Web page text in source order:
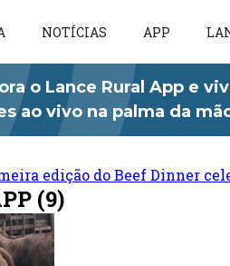
NOTÍCIAS APP
o Lance Rural App e
ao vivo na palma da
edição do Beef Dinner
(9)